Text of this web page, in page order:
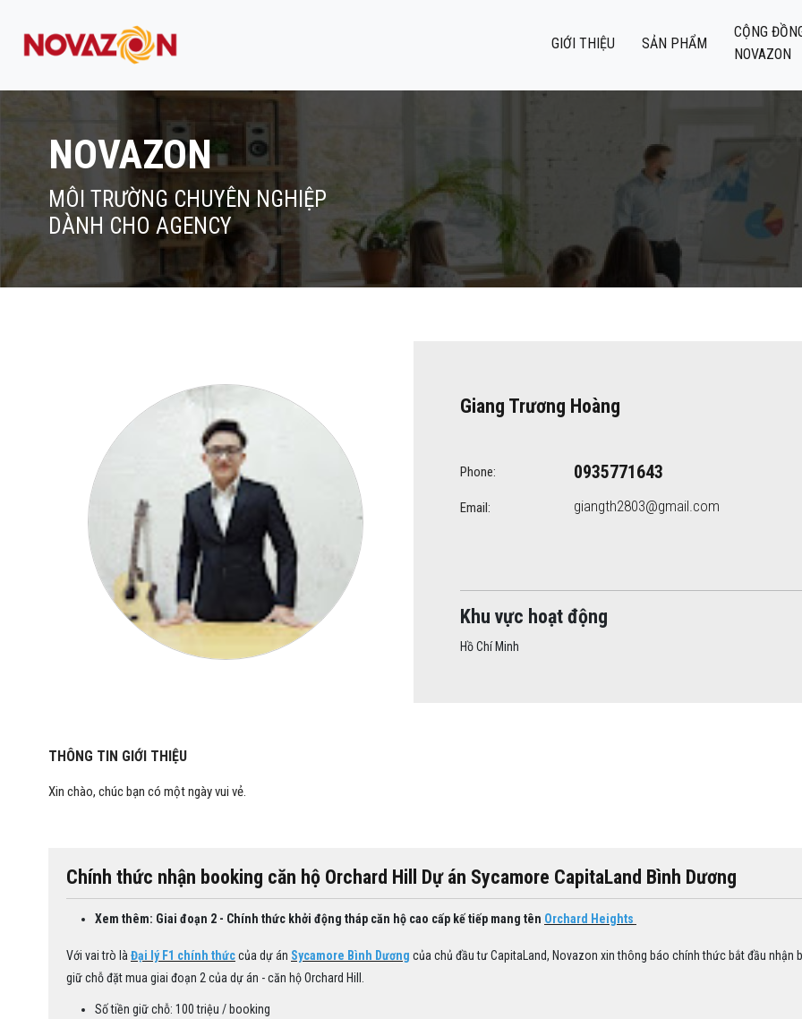
GIỚI THIỆU SẢN PHẨM
CỘNG
NOVAZON
NOVAZON
MÔI TRƯỜNG CHUYÊN NGHIỆP
DÀNH CHO AGENCY
Giang Trương Hoàng
Phone: 0935771643
Email: giangth2803@gmail.com
Khu vực hoạt động
Hồ Chí Minh
THÔNG TIN GIỚI THIỆU
Xin chào, chúc bạn có một ngày vui vẻ.
Chính thức nhận booking căn hộ Orchard Hill Dự án Sycamore CapitaLand Bình Dương
Xem thêm: Giai đoạn 2 - Chính thức khởi động tháp căn hộ cao cấp kế tiếp mang tên Orchard Heights
Với vai trò là Đại lý F1 chính thứccủa dự án Sycamore Bình Dương của chủ đầu tư CapitaLand, Novazon xin thông báo chính thức bắt đầu nhận
giữ chỗ đặt mua giai đoạn 2 của dự án - căn hộ Orchard Hill.
Số tiền giữ chỗ: 100 triệu / booking